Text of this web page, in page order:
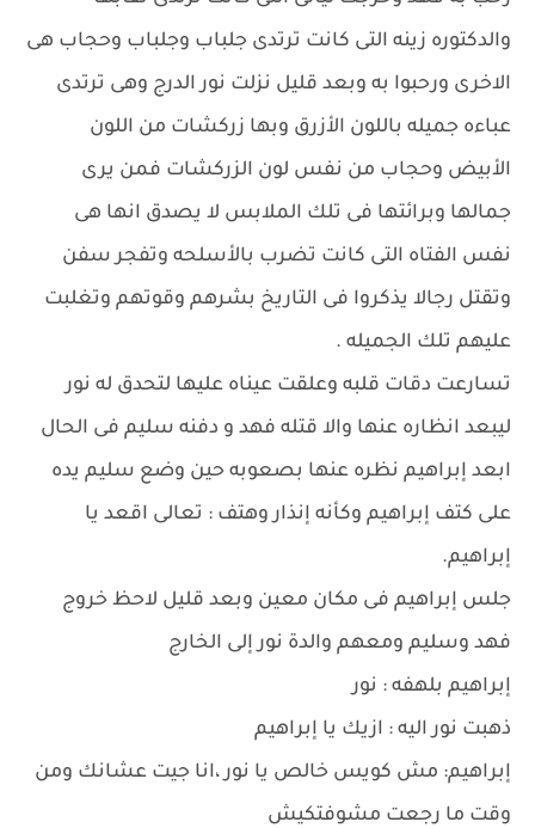
والدكتوره زينه التى كانت ترتدى جلباب وجلباب وحجاب هى
الاخرى ورحبوا به وبعد قليل نزلت نور الدرج وهى ترتدى
عباءه جميله باللون الأزرق وبها زركشات من اللون
الأبيض وحجاب من نفس لون الزركشات فمن يرى
جمالها وبرائتها فى تلك الملابس لا يصدق انها هى
نفس الفتاه التى كانت تضرب بالأسلحه وتفجر سفن
وتقتل رجالا يذكروا فى التاريخ بشرهم وقوتهم وتغلبت
عليهم تلك الجميله .
تسارعت دقات قلبه وعلقت عيناه عليها لتحدق له نور
ليبعد انظاره عنها والا قتله فهد و دفنه سليم فى الحال
ابعد إبراهيم نظره عنها بصعوبه حين وضع سليم يده
على كتف إبراهيم وكأنه إنذار وهتف : تعالى اقعد يا
إبراهيم.
جلس إبراهيم فى مكان معين وبعد قليل لاحظ خروج
فهد وسليم ومعهم والدة نور إلى الخارج
إبراهيم بلهفه : نور
ذهبت نور اليه : ازيك يا إبراهيم
إبراهيم: مش كويس خالص يا نور ،انا جيت عشانك ومن
وقت ما رجعت مشوفتكيش